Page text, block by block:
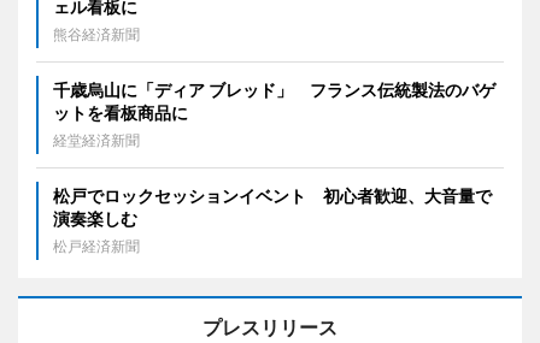
ェル看板に
熊谷経済新聞
千歳烏山に「ディア ブレッド」 フランス伝統製法のバゲ
ットを看板商品に
経堂経済新聞
松戸でロックセッションイベント 初心者歓迎、大音量で
演奏楽しむ
松戸経済新聞
プレスリリース